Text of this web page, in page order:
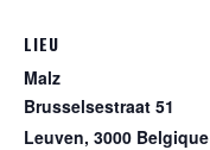
LIEU
Malz
Brusselsestraat 51
Leuven, 3000 Belgique